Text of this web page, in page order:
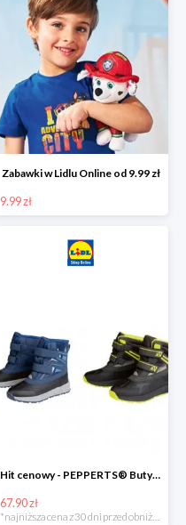
Zabawki w Lidlu Online od 9.99 zł
9.99 zł
Hit cenowy - PEPPERTS® Buty zimowe chłopięce
67.90 zł
*najniższa cena z 30 dni przed obniżką